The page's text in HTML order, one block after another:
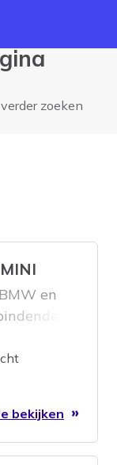
zoeken
en
zorg je
voor
bekijken